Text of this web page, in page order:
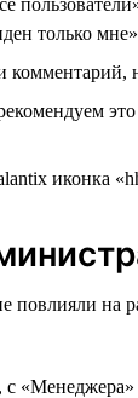
только
иконка
на